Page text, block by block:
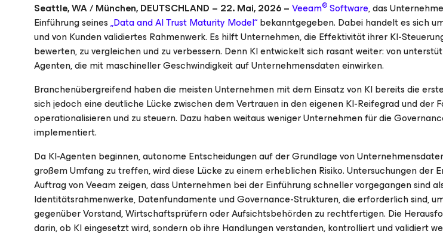
Seattle, WA / München, DEUTSCHLAND – 22. Mai, 2026 –Veeam® Software, das
Einführung seines„Data and AI Trust Maturity Model“bekanntgegeben. Dabei handelt es sich
und von Kunden validiertes Rahmenwerk. Es hilft Unternehmen, die Effektivität ihrer KI-
bewerten, zu vergleichen und zu verbessern. Denn KI entwickelt sich rasant weiter: von
Agenten, die mit maschineller Geschwindigkeit auf Unternehmensdaten einwirken.
Branchenübergreifend haben die meisten Unternehmen mit dem Einsatz von KI bereits die
sich jedoch eine deutliche Lücke zwischen dem Vertrauen in den eigenen KI-Reifegrad und der
operationalisieren und zu steuern. Dazu haben weitaus weniger Unternehmen für die
implementiert.
Da KI-Agenten beginnen, autonome Entscheidungen auf der Grundlage von
großem Umfang zu treffen, wird diese Lücke zu einem erheblichen Risiko. Untersuchungen der
Auftrag von Veeam zeigen, dass Unternehmen bei der Einführung schneller vorgegangen sind
Identitätsrahmenwerke, Datenfundamente und Governance-Strukturen, die erforderlich sind,
gegenüber Vorstand, Wirtschaftsprüfern oder Aufsichtsbehörden zu rechtfertigen. Die
darin, ob KI eingesetzt wird, sondern ob ihre Handlungen verstanden, kontrolliert und validiert